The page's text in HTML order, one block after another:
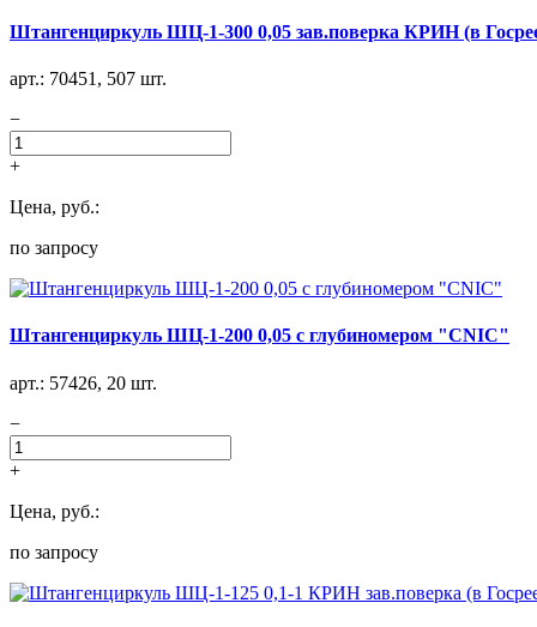
Штангенциркуль ШЦ-1-300 0,05 зав.поверка КРИН (в
арт.: 70451, 507 шт.
−
+
Цена, руб.:
по запросу
Штангенциркуль ШЦ-1-200 0,05 с глубиномером "CNIC"
арт.: 57426, 20 шт.
−
+
Цена, руб.:
по запросу